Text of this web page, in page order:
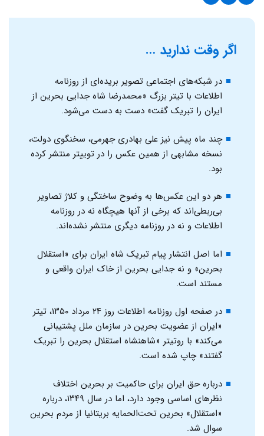
اگر وقت ندارید …
در شبکه‌‌های اجتماعی تصویر بریده‌ای از روزنامه‌
اطلاعات با تیتر بزرگ «محمدرضا شاه جدایی بحرین از
ایران را تبریک گفت» دست به دست می‌شود.
چند ماه پیش نیز علی بهادری جهرمی، سخنگوی دولت،
نسخه مشابهی از همین عکس را در توییتر منتشر کرده
بود.
هر دو این عکس‌ها به وضوح ساختگی و کلاژ تصاویر
بی‌ربطی‌اند که برخی از آنها هیچگاه نه در روزنامه
اطلاعات و نه در روزنامه دیگری منتشر نشده‌اند.
اما اصل انتشار پیام تبریک شاه ایران برای «استقلال
بحرین» و نه جدایی بحرین از خاک ایران واقعی و
مستند است.
در صفحه اول روزنامه اطلاعات روز ۲۴ مرداد ۱۳۵۰، تیتر
«ایران از عضویت بحرین در سازمان ملل پشتیبانی
می‌کند» با روتیتر «شاهنشاه استقلال بحرین را تبریک
گفتند» چاپ شده است.
درباره حق ایران برای حاکمیت بر بحرین اختلاف
نظرهای اساسی وجود دارد، اما در سال ۱۳۴۹، درباره
«استقلال» بحرین تحت‌الحمایه بریتانیا از مردم بحرین
سوال شد.